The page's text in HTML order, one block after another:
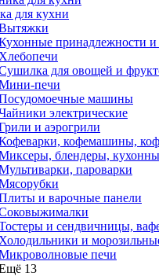
для кухни
принадлежности и
Хлебопечи
для овощей и
печи
машины
электрические
и аэрогрили
кофемашины,
блендеры,
пароварки
и варочные панели
и сендвичницы,
Холодильники и
печи
13